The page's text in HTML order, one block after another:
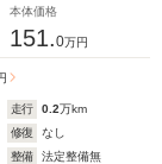
本体価格
151.0万円
走行 0.2万km
修復
なし
整備
法定整備無